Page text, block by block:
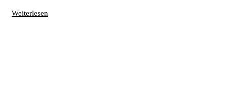
Weiterlesen